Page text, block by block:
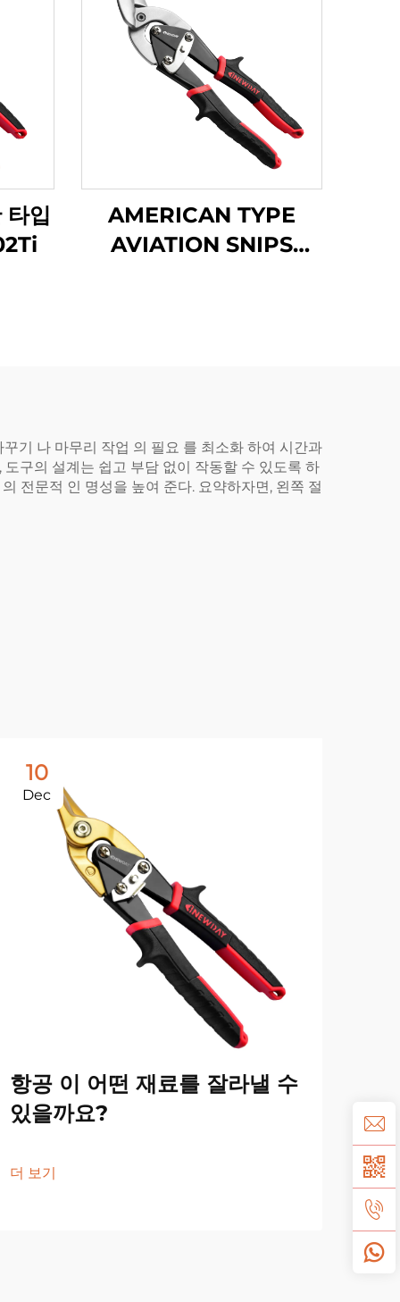
타입
AMERICAN TYPE
AVIATION SNIPS
기 나 마무리 작업 의 필요 를 최소화 하여 시간과
구의 설계는 쉽고 부담 없이 작동할 수 있도록 하
전문적 인 명성을 높여 준다. 요약하자면, 왼쪽 절
10
Dec
항공 이 어떤 재료를 잘라낼 수
있을까요?
더 보기
있
더